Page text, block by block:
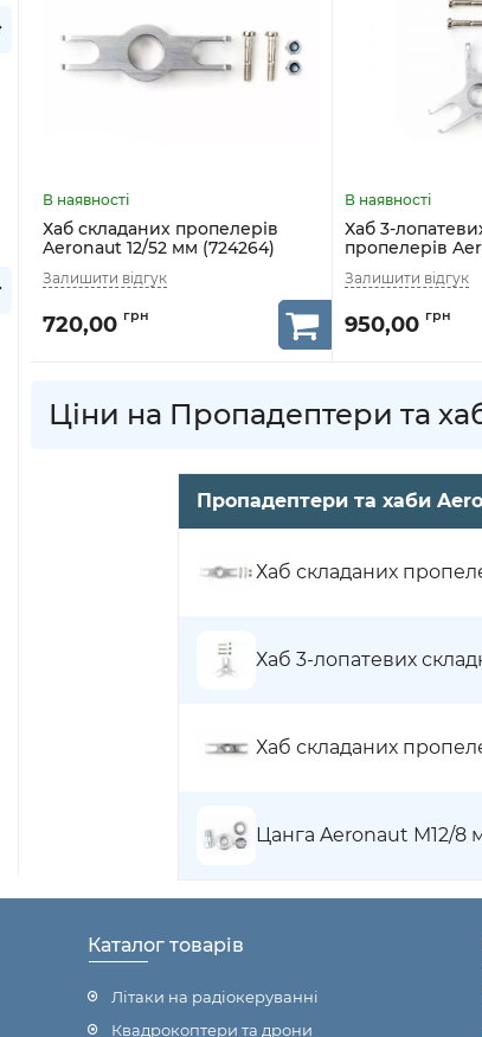
Хаб складаних пропелерів
Aeronaut 12/52 мм (724264)
720,00
Хаб 3-
пропелерів
мм (724232)
950,00
Ціни на Пропадептери та
Пропадептери та хаби
Хаб складаних
Хаб 3-лопатевих
Хаб складаних
Цанга Aeronaut M12/8
Каталог товарів
Літаки на радіокеруванні
Квадрокоптери та дрони